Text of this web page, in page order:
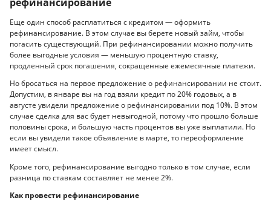
Еще один способ расплатиться с кредитом — оформить
рефинансирование. В этом случае вы берете новый займ, чтобы
погасить существующий. При рефинансировании можно получить
более выгодные условия — меньшую процентную ставку,
продленный срок погашения, сокращенные ежемесячные платежи.
Но бросаться на первое предложение о рефинансировании не стоит.
Допустим, в январе вы на год взяли кредит по 20% годовых, а в
августе увидели предложение о рефинансировании под 10%. В этом
случае сделка для вас будет невыгодной, потому что прошло больше
половины срока, и большую часть процентов вы уже выплатили. Но
если вы увидели такое объявление в марте, то переоформление
имеет смысл.
Кроме того, рефинансирование выгодно только в том случае, если
разница по ставкам составляет не менее 2%.
Как провести рефинансирование